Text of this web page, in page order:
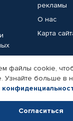
рекламы
О нас
Карта
файлы cookie,
Узнайте больше в
Согласиться